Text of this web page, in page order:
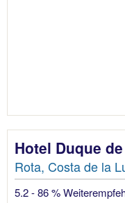
Hotel Duque
Rota, Costa de la
5.2 - 86 %